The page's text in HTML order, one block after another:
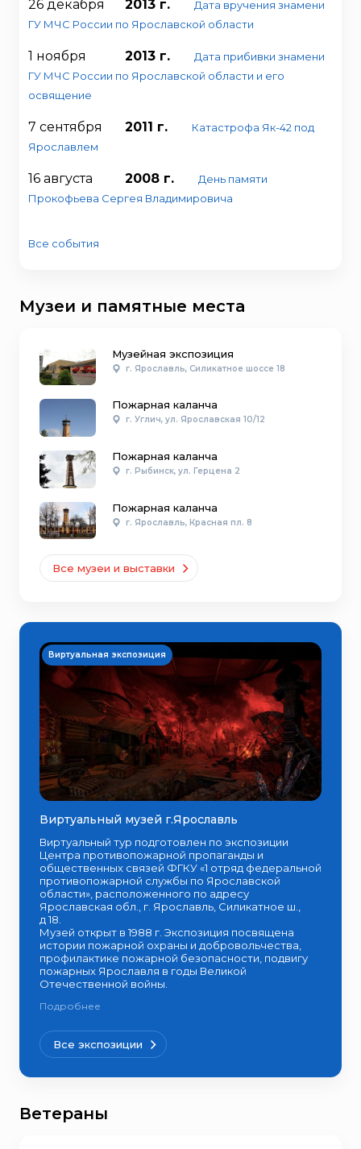
26 декабря 2013 г.
Дата вручения знамени
ГУ МЧС России по Ярославской области
1 ноября 2013 г.
Дата прибивки знамени
ГУ МЧС России по Ярославской области и его
освящение
7 сентября 2011 г.
Катастрофа Як-42 под
Ярославлем
16 августа 2008 г.
День памяти
Прокофьева Сергея Владимировича
Все события
Музеи и памятные места
Музейная экспозиция
г. Ярославль, Силикатное шоссе 18
Пожарная каланча
г. Углич, ул. Ярославская 10/12
Пожарная каланча
г. Рыбинск, ул. Герцена 2
Пожарная каланча
г. Ярославль, Красная пл. 8
Все музеи и выставки
Виртуальная экспозиция
Виртуальный музей г.Ярославль
Виртуальный тур подготовлен по экспозиции
Центра противопожарной пропаганды и
общественных связей ФГКУ «1 отряд федеральной
противопожарной службы по Ярославской
области», расположенного по адресу
Ярославская обл., г. Ярославль, Силикатное ш.,
д 18.
Музей открыт в 1988 г. Экспозиция посвящена
истории пожарной охраны и добровольчества,
профилактике пожарной безопасности, подвигу
пожарных Ярославля в годы Великой
Отечественной войны.
относятся пожарная автолестница (1965 г.), ручные
огнетушители, макеты первых пожарных машин и
пожарных катеров, макеты здания первого
пожарного депо в г. Ярославле на Семёновской
площади и пожарной каланчи с сигнальными
Ярославле в 1658 году», двойная зеркальная
диорама об А.Д.Шатохине, погибшем при тушении
Подробнее
Все экспозиции
Ветераны